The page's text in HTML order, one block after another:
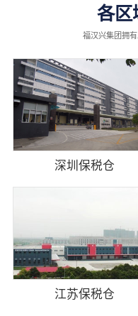
各区
福汉兴集团拥
深圳保税仓
江苏保税仓